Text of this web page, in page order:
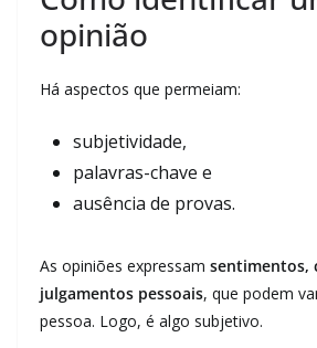
opinião
Há aspectos que permeiam:
subjetividade,
palavras-chave e
ausência de provas.
As opiniões expressam sentimentos,
julgamentos pessoais, que podem
pessoa. Logo, é algo subjetivo.